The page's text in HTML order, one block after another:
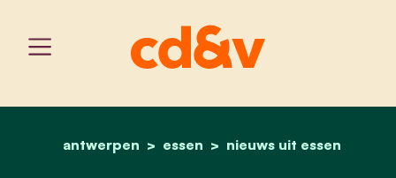
home
antwerpen essen nieuws uit essen
gemeente essen krijgt